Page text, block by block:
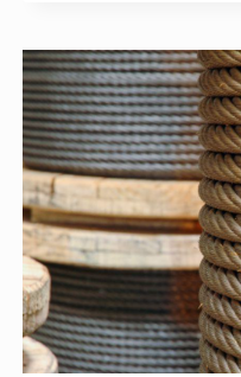
MUITO
ALÉM
DE
EVITAR
MULTAS
(RESOLUÇÃO
945)